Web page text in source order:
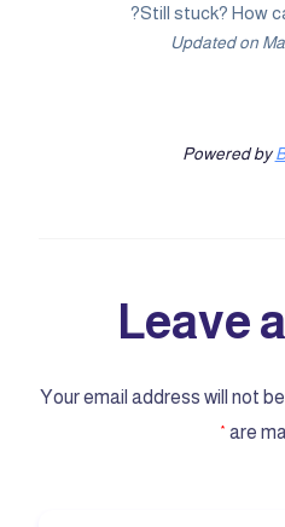
Still stuck? How
Updated on
Powered by
Leave
Your email address will not
are
*